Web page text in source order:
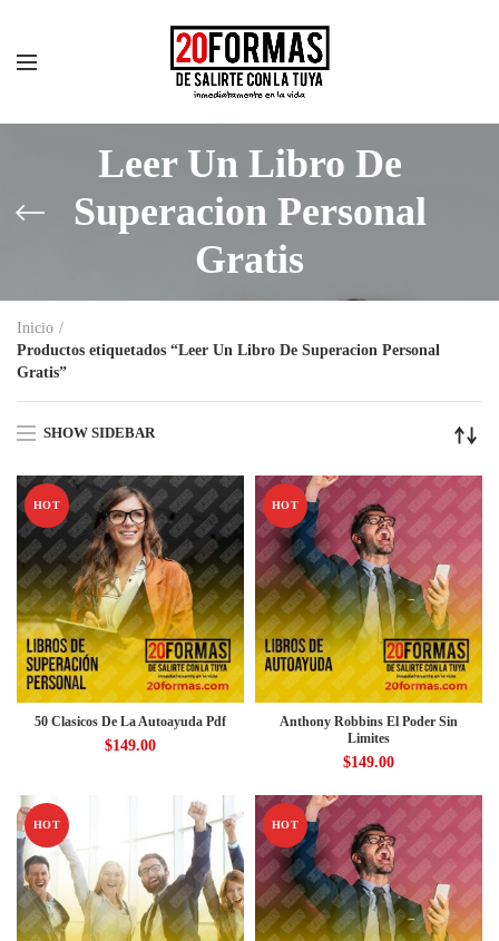
Leer Un Libro De
Superacion Personal
Gratis
Inicio
Productos etiquetados “Leer Un Libro De Superacion Personal
Gratis”
SHOW SIDEBAR
HOT
50 Clasicos De La Autoayuda Pdf
$149.00
HOT
Anthony Robbins El Poder Sin
Limites
$149.00
HOT HOT